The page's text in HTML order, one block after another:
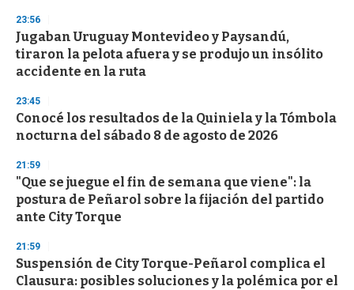
d
s
o
f
3
s
e
c
o
d
s
23:56
Jugaban Uruguay Montevideo y Paysandú,
tiraron la pelota afuera y se produjo un insólito
accidente en la ruta
23:45
Conocé los resultados de la Quiniela y la Tómbola
nocturna del sábado 8 de agosto de 2026
21:59
"Que se juegue el fin de semana que viene": la
postura de Peñarol sobre la fijación del partido
ante City Torque
21:59
Suspensión de City Torque-Peñarol complica el
Clausura: posibles soluciones y la polémica por el